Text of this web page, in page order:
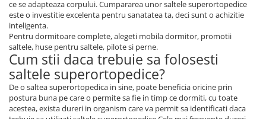
ce se adapteaza corpului. Cumpararea unor saltele superortopedice
este o investitie excelenta pentru sanatatea ta, deci sunt o achizitie
inteligenta.
Pentru dormitoare complete, alegeti mobila dormitor, promotii
saltele, huse pentru saltele, pilote si perne.
Cum stii daca trebuie sa folosesti
saltele superortopedice?
De o saltea superortopedica in sine, poate beneficia oricine prin
postura buna pe care o permite sa fie in timp ce dormiti, cu toate
acestea, exista dureri in organism care va permit sa identificati daca